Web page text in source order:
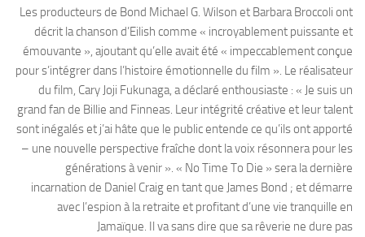
Les producteurs de Bond Michael G. Wilson et Barbara Broccoli ont
décrit la chanson d’Eilish comme « incroyablement puissante et
émouvante », ajoutant qu’elle avait été « impeccablement conçue
pour s’intégrer dans l’histoire émotionnelle du film ». Le réalisateur
du film, Cary Joji Fukunaga, a déclaré enthousiaste : « Je suis un
grand fan de Billie and Finneas. Leur intégrité créative et leur talent
sont inégalés et j’ai hâte que le public entende ce qu’ils ont apporté
– une nouvelle perspective fraîche dont la voix résonnera pour les
générations à venir ». « No Time To Die » sera la dernière
incarnation de Daniel Craig en tant que James Bond ; et démarre
avec l’espion à la retraite et profitant d’une vie tranquille en
Jamaïque. Il va sans dire que sa rêverie ne dure pas